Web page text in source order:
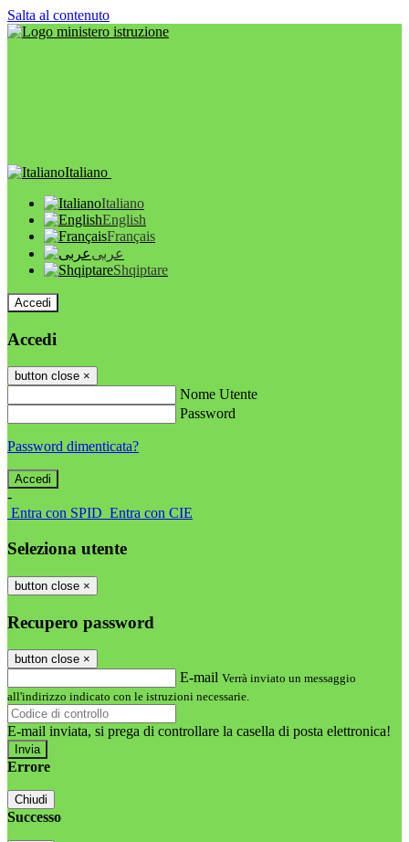
Salta al contenuto
Italiano
Italiano
English
Français
عربى
Shqiptare
Accedi
Accedi
button close ×
Nome Utente
Password
Password dimenticata?
-
Entra con SPID Entra con CIE
Seleziona utente
button close ×
Recupero password
button close ×
E-mail Verrà inviato un messaggio
all'indirizzo indicato con le istruzioni necessarie.
E-mail inviata, si prega di controllare la casella di posta elettronica!
Errore
Chiudi
Successo